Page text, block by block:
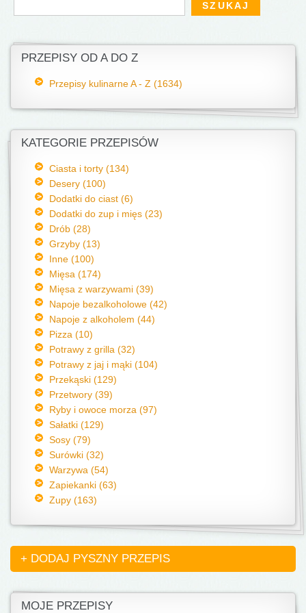
PRZEPISY OD A DO Z
Przepisy kulinarne A - Z (1634)
KATEGORIE PRZEPISÓW
Ciasta i torty (134)
Desery (100)
Dodatki do ciast (6)
Dodatki do zup i mięs (23)
Drób (28)
Grzyby (13)
Inne (100)
Mięsa (174)
Mięsa z warzywami (39)
Napoje bezalkoholowe (42)
Napoje z alkoholem (44)
Pizza (10)
Potrawy z grilla (32)
Potrawy z jaj i mąki (104)
Przekąski (129)
Przetwory (39)
Ryby i owoce morza (97)
Sałatki (129)
Sosy (79)
Surówki (32)
Warzywa (54)
Zapiekanki (63)
Zupy (163)
+ DODAJ PYSZNY PRZEPIS
MOJE PRZEPISY